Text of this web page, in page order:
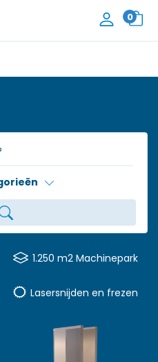
0
1.250 m2 Machinepark
Lasersnijden en frezen